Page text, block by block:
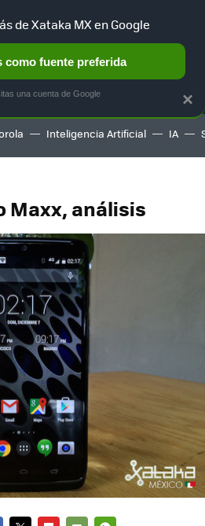
NUEVO
HOME AUTO
Inteligencia Artificial IA
Maxx, análisis
×
de Xataka MX en Google
como fuente preferida
una cuenta de Google